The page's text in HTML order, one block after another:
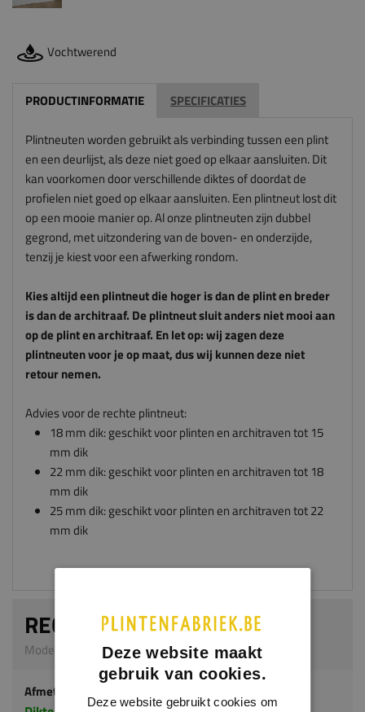
en een deurlijst, als deze niet goed op elkaar aansluiten. Dit
profielen niet goed op elkaar aansluiten. Een plintneut lost dit
op een mooie manier op. Al onze plintneuten zijn dubbel
gegrond, met uitzondering van de boven- en onderzijde,
tenzij je kiest voor een afwerking rondom.
Kies altijd een plintneut die hoger is dan de plint en breder
is dan de architraaf. De plintneut sluit anders niet mooi aan
plintneuten voor je op maat, dus wij kunnen deze niet
retour nemen.
Advies voor de rechte plintneut:
18 mm dik: geschikt voor plinten en architraven tot 15
22 mm dik: geschikt voor plinten en architraven tot 18
mm dik
25 mm dik: geschikt voor plinten en architraven tot 22
mm dik
RECHTE PLINTNEUT
Afmeting
Dikte x breedte x hoogte in millimeters
Breedte (mm)
Deze website maakt
gebruik van cookies.
Deze website gebruikt cookies om